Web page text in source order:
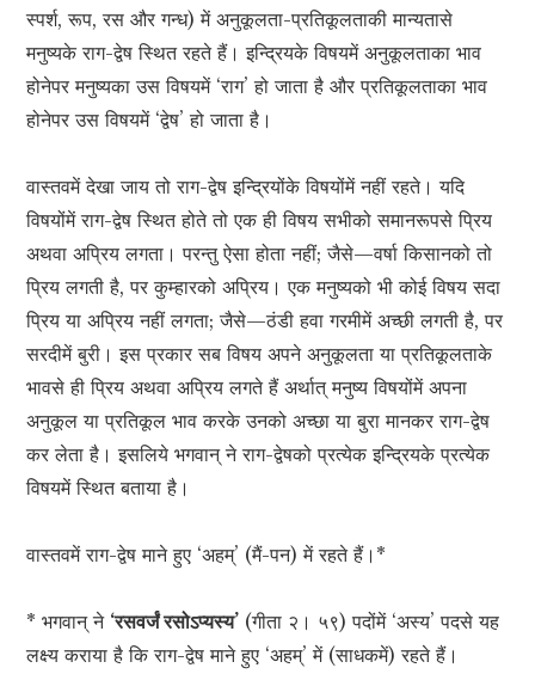
स्पर्श, रूप, रस और गन्ध) में अनुकूलता-प्रतिकूलताकी मान्यतासे
मनुष्यके राग-द्वेष स्थित रहते हैं। इन्द्रियके विषयमें अनुकूलताका भाव
होनेपर मनुष्यका उस विषयमें ‘राग’ हो जाता है और प्रतिकूलताका भाव
होनेपर उस विषयमें ‘द्वेष’ हो जाता है।
वास्तवमें देखा जाय तो राग-द्वेष इन्द्रियोंके विषयोंमें नहीं रहते। यदि
विषयोंमें राग-द्वेष स्थित होते तो एक ही विषय सभीको समानरूपसे प्रिय
अथवा अप्रिय लगता। परन्तु ऐसा होता नहीं; जैसे—वर्षा किसानको तो
प्रिय लगती है, पर कुम्हारको अप्रिय। एक मनुष्यको भी कोई विषय सदा
प्रिय या अप्रिय नहीं लगता; जैसे—ठंडी हवा गरमीमें अच्छी लगती है, पर
सरदीमें बुरी। इस प्रकार सब विषय अपने अनुकूलता या प्रतिकूलताके
भावसे ही प्रिय अथवा अप्रिय लगते हैं अर्थात् मनुष्य विषयोंमें अपना
अनुकूल या प्रतिकूल भाव करके उनको अच्छा या बुरा मानकर राग-द्वेष
कर लेता है। इसलिये भगवान् ने राग-द्वेषको प्रत्येक इन्द्रियके प्रत्येक
विषयमें स्थित बताया है।
वास्तवमें राग-द्वेष माने हुए ‘अहम्’ (मैं-पन) में रहते हैं।*
* भगवान् ने ‘रसवर्जं रसोऽप्यस्य’ (गीता २। ५९) पदोंमें ‘अस्य’ पदसे यह
लक्ष्य कराया है कि राग-द्वेष माने हुए ‘अहम्’ में (साधकमें) रहते हैं।